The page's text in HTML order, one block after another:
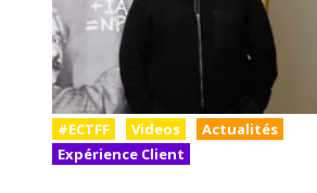
#ECTFF Videos
Actualités
Expérience Client